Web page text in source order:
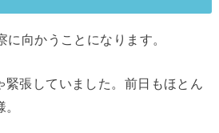
向かうことになります。
緊張していました。前日もほとん